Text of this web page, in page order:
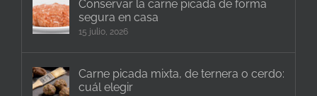
Conservar la carne picada de forma
segura en casa
15 julio, 2026
Carne picada mixta, de ternera o cerdo:
cuál elegir